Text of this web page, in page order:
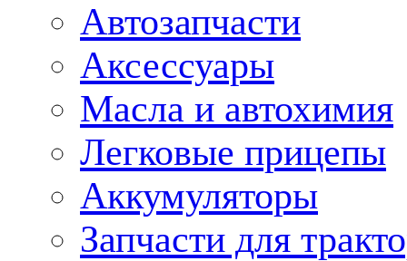
Автозапчасти
Аксессуары
Масла и автохимия
Легковые прицепы
Аккумуляторы
Запчасти для